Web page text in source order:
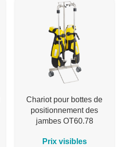
Chariot pour bottes de
positionnement des
jambes OT60.78
Prix visibles